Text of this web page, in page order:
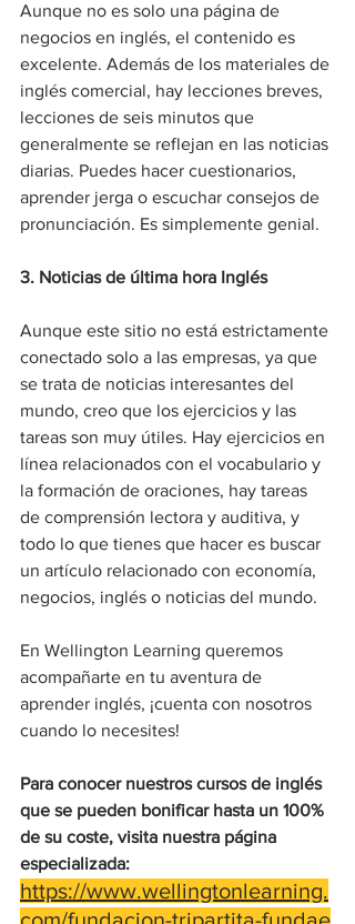
Aunque no es solo una página de
negocios en inglés, el contenido es
excelente. Además de los materiales de
inglés comercial, hay lecciones breves,
lecciones de seis minutos que
generalmente se reflejan en las noticias
diarias. Puedes hacer cuestionarios,
aprender jerga o escuchar consejos de
pronunciación. Es simplemente genial.
3. Noticias de última hora Inglés
Aunque este sitio no está estrictamente
conectado solo a las empresas, ya que
se trata de noticias interesantes del
mundo, creo que los ejercicios y las
tareas son muy útiles. Hay ejercicios en
línea relacionados con el vocabulario y
la formación de oraciones, hay tareas
de comprensión lectora y auditiva, y
todo lo que tienes que hacer es buscar
un artículo relacionado con economía,
negocios, inglés o noticias del mundo.
En Wellington Learning queremos
acompañarte en tu aventura de
aprender inglés, ¡cuenta con nosotros
cuando lo necesites!
Para conocer nuestros cursos de inglés
que se pueden bonificar hasta un 100%
de su coste, visita nuestra página
especializada:
https://www.wellingtonlearning.